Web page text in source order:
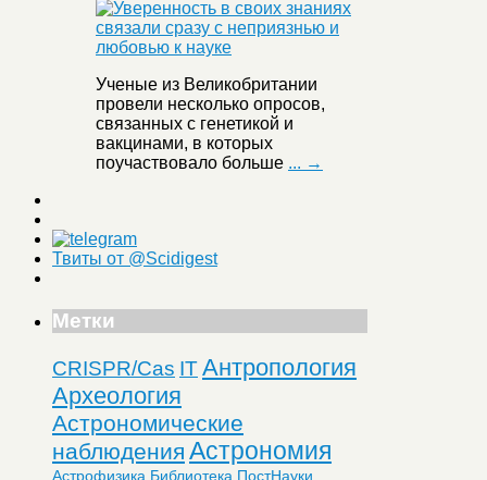
Ученые из Великобритании
провели несколько опросов,
связанных с генетикой и
вакцинами, в которых
поучаствовало больше ... →
Твиты от @Scidigest
Метки
CRISPR/Cas ITАнтропология
Археология
Астрономические
наблюдения Астрономия
Астрофизика Библиотека ПостНауки